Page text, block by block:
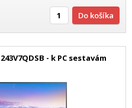
Do košíka
- k PC sestavám